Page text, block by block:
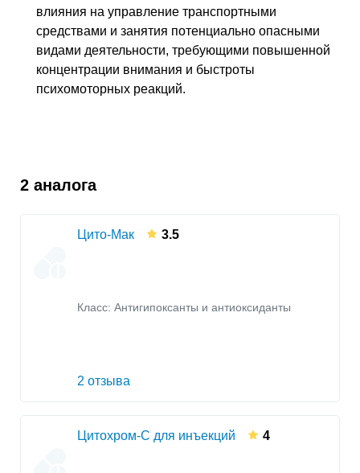
влияния на управление транспортными
средствами и занятия потенциально опасными
видами деятельности, требующими повышенной
концентрации внимания и быстроты
психомоторных реакций.
2 аналога
Цито-Мак 3.5
Класс: Антигипоксанты и антиоксиданты
2 отзыва
Цитохром-C для инъекций 4